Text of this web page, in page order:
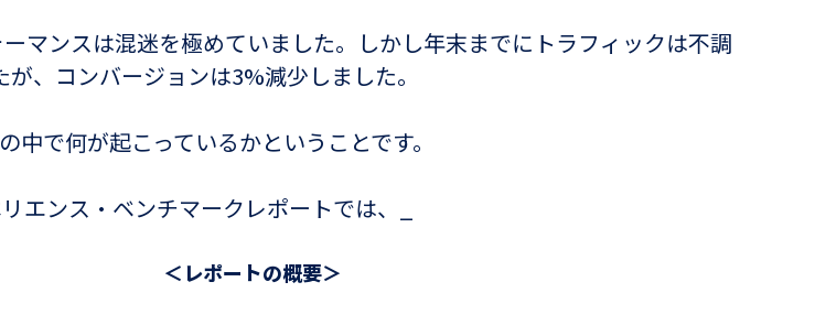
マンスは混迷を極めていました。しかし年末までにトラフィックは不調
、コンバージョンは3%減少しました。
中で何が起こっているかということです。
エンス・ベンチマークレポートでは、_
＜レポートの概要＞